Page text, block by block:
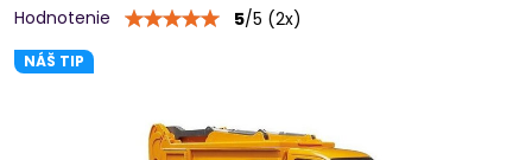
NÁŠ TIP
Hodnotenie 5/5 (2x)